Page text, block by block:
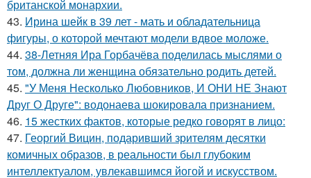
британской монархии.
43. Ирина шейк в 39 лет - мать и обладательница
фигуры, о которой мечтают модели вдвое моложе.
44. 38-Летняя Ира Горбачёва поделилась мыслями о
том, должна ли женщина обязательно родить детей.
45. "У Меня Несколько Любовников, И ОНИ НЕ Знают
Друг О Друге": водонаева шокировала признанием.
46. 15 жестких фактов, которые редко говорят в лицо:
47. Георгий Вицин, подаривший зрителям десятки
комичных образов, в реальности был глубоким
интеллектуалом, увлекавшимся йогой и искусством.